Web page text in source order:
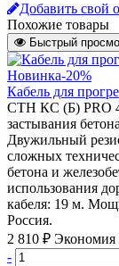
Добавить свой
Похожие товары
Быстрый
Новинка-20%
Кабель для
СТН КС (Б) PRO
застывания
Двужильный
сложных
бетона и
использования
кабеля: 19 м.
Россия.
2 810 ₽ Экономия
-